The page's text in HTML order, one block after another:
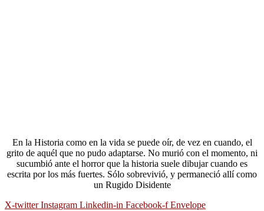
En la Historia como en la vida se puede oír, de vez en cuando, el
grito de aquél que no pudo adaptarse. No murió con el momento, ni
sucumbió ante el horror que la historia suele dibujar cuando es
escrita por los más fuertes. Sólo sobrevivió, y permaneció allí como
un Rugido Disidente
X-twitter Instagram Linkedin-in Facebook-f Envelope